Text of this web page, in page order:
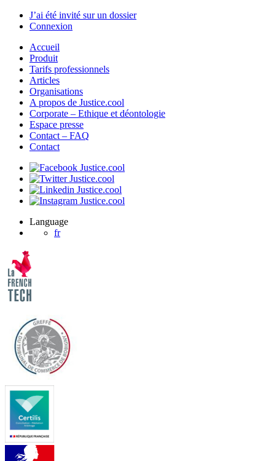
J’ai été invité sur un dossier
Connexion
Accueil
Produit
Tarifs professionnels
Articles
Organisations
A propos de Justice.cool
Corporate – Ethique et déontologie
Espace presse
Contact – FAQ
Contact
Language
fr